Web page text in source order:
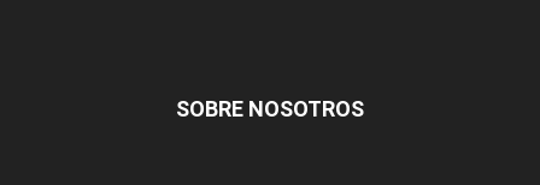
SOBRE NOSOTROS